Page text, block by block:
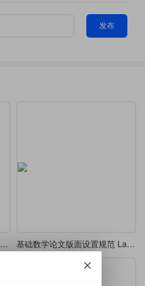
发布
《锦色微积分》 ——高等数学课堂笔记·炫彩版 基础数学论文版面设置规范 LaTeX 模板